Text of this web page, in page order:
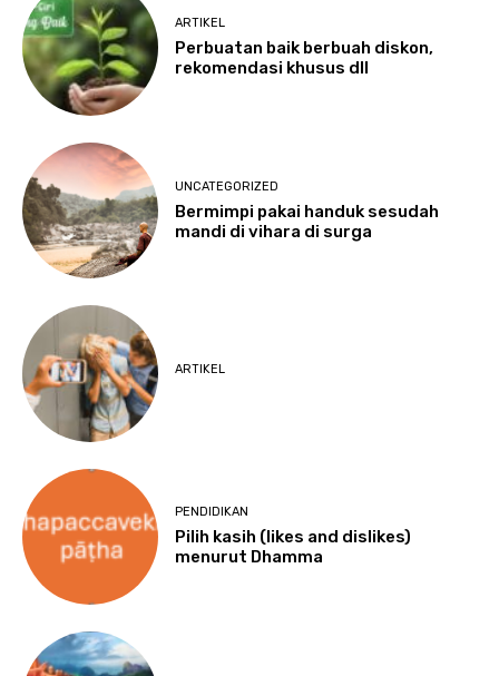
ARTIKEL
Perbuatan baik berbuah diskon,
rekomendasi khusus dll
UNCATEGORIZED
Bermimpi pakai handuk sesudah
mandi di vihara di surga
ARTIKEL
PENDIDIKAN
Pilih kasih (likes and dislikes)
menurut Dhamma